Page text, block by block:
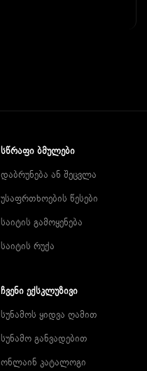
ᲡᲬᲠᲐᲤᲘ ᲑᲛᲣᲚᲔᲑᲘ
დაბრუნება ან შეცვლა
უსაფრთხოების წესები
საიტის გამოყენება
საიტის რუქა
ᲩᲕᲔᲜᲘ ᲔᲥᲡᲙᲚᲣᲖᲘᲕᲘ
სუნამოს ყიდვა ღამით
სუნამო განვადებით
ონლაინ კატალოგი